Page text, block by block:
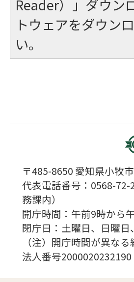
Reader）」ダウン
トウェアをダウン
い。
〒485-8650 愛知県小牧
代表電話番号：0568-
務課内）
開庁時間：午前9時か
閉庁日：土曜日、日曜
（注）開庁時間が異な
法人番号2000020232190